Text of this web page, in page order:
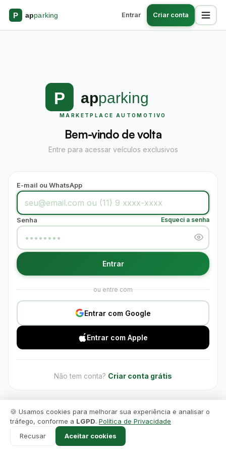
Entrar Criar conta
MARKETPLACE AUTOMOTIVO
Bem-vindo de volta
Entre para acessar veículos exclusivos
E-mail ou WhatsApp
Senha Esqueci a senha
Entrar
ou entre com
Entrar com Google
Entrar com Apple
Não tem conta? Criar conta grátis
🍪 Usamos cookies para melhorar sua experiência e analisar o
tráfego, conforme a LGPD. Política de Privacidade
Recusar
Aceitar cookies